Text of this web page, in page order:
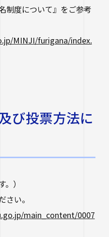
制度について』をご参考
MINJI/furigana/index.
び投票方法に
）
さい。
main_content/0007